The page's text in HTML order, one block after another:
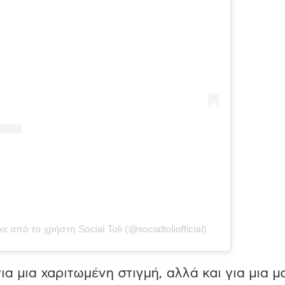
από το χρήστη Social Toli (@socialtoliofficial)
μια χαριτωμένη στιγμή, αλλά και για μια